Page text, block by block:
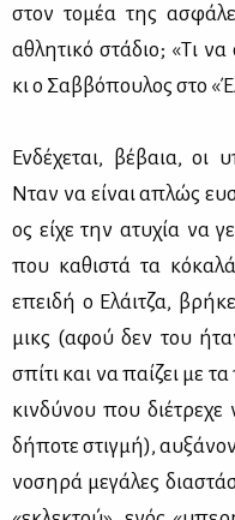
στον το­μέα της
αθλη­τι­κό στά­διο; «Τι
κι ο Σαβ­βό­που­λος στο
Εν­δέ­χε­ται, βέ­βαια, οι
Νταν να εί­ναι απλώς
ος εί­χε την ατυ­χία να
που κα­θι­στά τα
επει­δή ο Ελάι­τζα,
μικς (αφού δεν του
σπί­τι και να παί­ζει με
κιν­δύ­νου που
δή­πο­τε στιγ­μή),
νο­ση­ρά με­γά­λες